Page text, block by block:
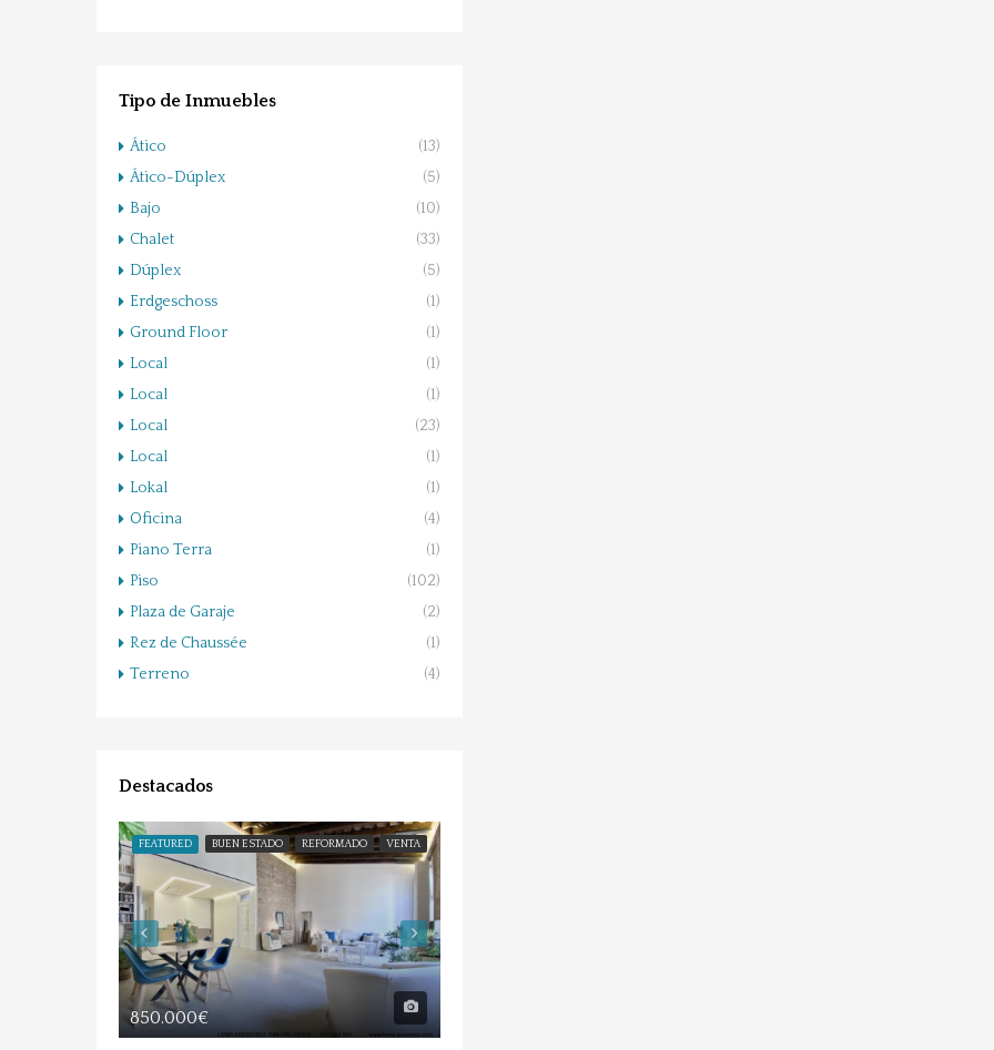
Tipo de Inmuebles
Ático
(13)
Ático-Dúplex
(5)
Bajo
(10)
Chalet
(33)
Dúplex
(5)
Erdgeschoss
(1)
Ground Floor
(1)
Local
(1)
Local
(1)
Local
(23)
Local
(1)
Lokal
(1)
Oficina
(4)
Piano Terra
(1)
Piso
(102)
Plaza de Garaje
(2)
Rez de Chaussée
(1)
Terreno
(4)
Destacados
FEATURED BUEN ESTADO REFORMADO VENTA
850.000€